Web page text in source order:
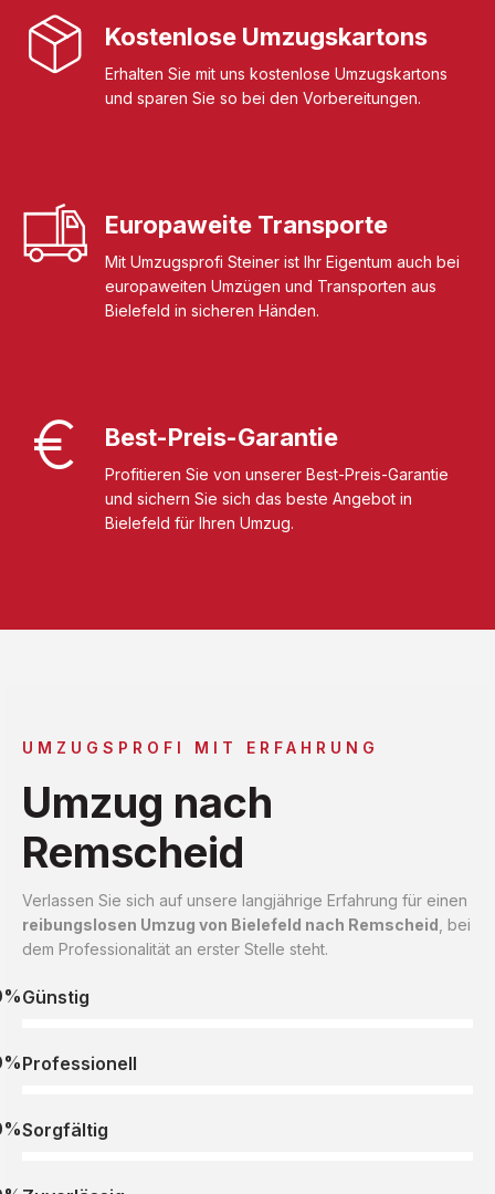
Kostenlose Umzugskartons
Erhalten Sie mit uns kostenlose Umzugskartons
und sparen Sie so bei den Vorbereitungen.
Europaweite Transporte
Mit Umzugsprofi Steiner ist Ihr Eigentum auch bei
europaweiten Umzügen und Transporten aus
Bielefeld in sicheren Händen.
Best-Preis-Garantie
Profitieren Sie von unserer Best-Preis-Garantie
und sichern Sie sich das beste Angebot in
Bielefeld für Ihren Umzug.
UMZUGSPROFI MIT ERFAHRUNG
Umzug nach
Remscheid
Verlassen Sie sich auf unsere langjährige Erfahrung für einen
reibungslosen Umzug von Bielefeld nach Remscheid , bei
dem Professionalität an erster Stelle steht.
Günstig
Professionell
Sorgfältig